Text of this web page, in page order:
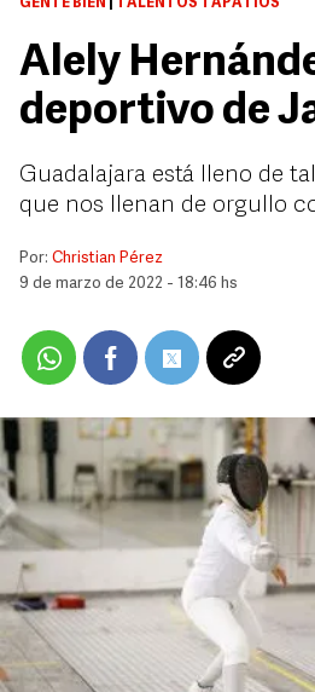
GENTE BIEN TALENTOS TAPATÍOS
Alely
deportivo de
Guadalajara está lleno de
que nos llenan de orgullo
Por: Christian Pérez
9 de marzo de 2022 - 18:46 hs